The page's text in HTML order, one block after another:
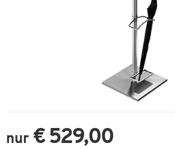
nur € 529,00